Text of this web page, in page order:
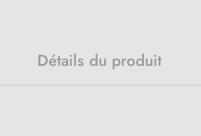
Détails du produit